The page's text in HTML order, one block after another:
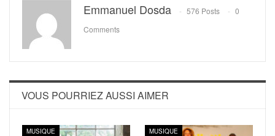
Emmanuel Dosda 576 Posts
0
Comments
VOUS POURRIEZ AUSSI AIMER
MUSIQUE MUSIQUE